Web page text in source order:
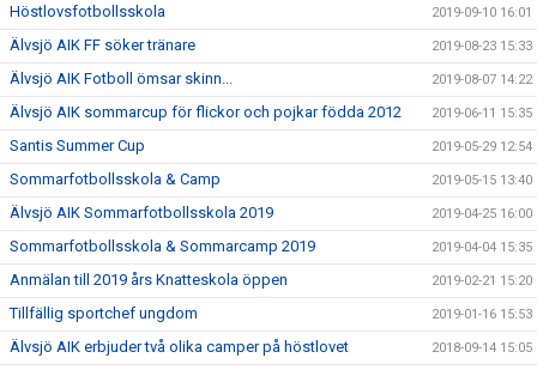
Höstlovsfotbollsskola 2019-09-10 16:01
Älvsjö AIK FF söker tränare 2019-08-23 15:33
Älvsjö AIK Fotboll ömsar skinn... 2019-08-07 14:22
Älvsjö AIK sommarcup för flickor och pojkar födda 2012 2019-06-11 15:35
Santis Summer Cup 2019-05-29 12:54
Sommarfotbollsskola & Camp 2019-05-15 13:40
Älvsjö AIK Sommarfotbollsskola 2019 2019-04-25 16:00
Sommarfotbollsskola & Sommarcamp 2019 2019-04-04 15:35
Anmälan till 2019 års Knatteskola öppen 2019-02-21 15:20
Tillfällig sportchef ungdom 2019-01-16 15:53
Älvsjö AIK erbjuder två olika camper på höstlovet 2018-09-14 15:05